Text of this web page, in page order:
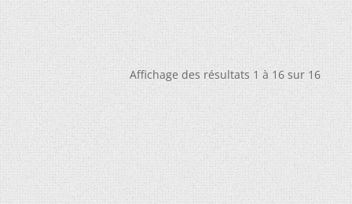
Affichage des résultats 1 à 16 sur 16